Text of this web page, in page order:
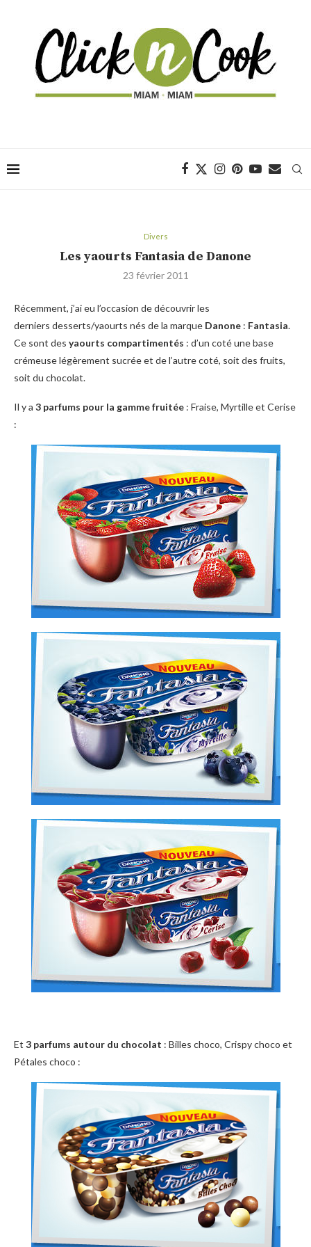
Divers
Les yaourts Fantasia de Danone
23 février 2011
Récemment, j’ai eu l’occasion de découvrir les
derniers desserts/yaourts nés de la marque Danone : Fantasia.
Ce sont des yaourts compartimentés : d’un coté une base
crémeuse légèrement sucrée et de l’autre coté, soit des fruits,
soit du chocolat.
Il y a 3 parfums pour la gamme fruitée : Fraise, Myrtille et Cerise
:
Et 3 parfums autour du chocolat : Billes choco, Crispy choco et
Pétales choco :